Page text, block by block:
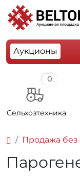
Аукционы
0
Cельхозтехника
Продажа без